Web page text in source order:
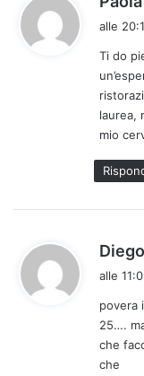
a
t
:
alle
Ti do
laurea,
mio
Diego
alle
povera
25….
che
che